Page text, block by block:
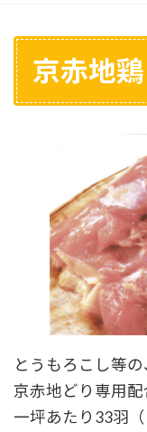
京赤地鶏
とうもろこし等
京赤地どり専用配
一坪あたり33羽